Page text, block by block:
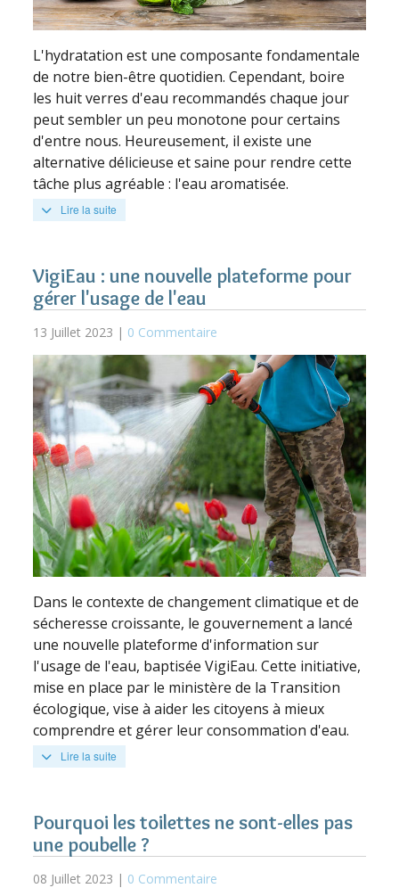
L'hydratation est une composante fondamentale
de notre bien-être quotidien. Cependant, boire
les huit verres d'eau recommandés chaque jour
peut sembler un peu monotone pour certains
d'entre nous. Heureusement, il existe une
alternative délicieuse et saine pour rendre cette
tâche plus agréable : l'eau aromatisée.
Lire la suite
VigiEau : une nouvelle plateforme pour
gérer l'usage de l'eau
13 Juillet 2023 | 0 Commentaire
Dans le contexte de changement climatique et de
sécheresse croissante, le gouvernement a lancé
une nouvelle plateforme d'information sur
l'usage de l'eau, baptisée VigiEau. Cette initiative,
mise en place par le ministère de la Transition
écologique, vise à aider les citoyens à mieux
comprendre et gérer leur consommation d'eau.
Lire la suite
Pourquoi les toilettes ne sont-elles pas
une poubelle ?
08 Juillet 2023 | 0 Commentaire